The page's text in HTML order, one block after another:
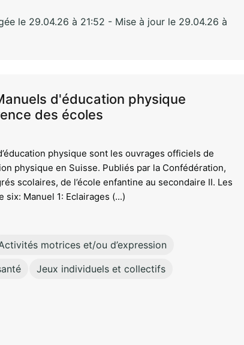
le 29.04.26 à 21:52 - Mise à jour le 29.04.26 à
d'éducation physique
des écoles
physique sont les ouvrages officiels de
physique en Suisse. Publiés par la Confédération,
scolaires, de l’école enfantine au secondaire II. Les
six: Manuel 1: Eclairages (...)
motrices et/ou d’expression
Jeux individuels et collectifs